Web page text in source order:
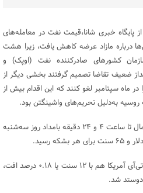
پایگاه خبری شانا،قیمت نفت در معامله‌های
نگرانی‌ها درباره مازاد عرضه کاهش یافت، زیرا هشت
کشورهای صادرکننده نفت (اوپک) و
ضعیف تقاضا تصمیم گرفتند بخشی دیگر از
ماه سپتامبر لغو کنند که این اقدام بیش از
به‌دلیل تحریم‌های واشینگتن بود.
قیمت نفت خام شاخص برنت دریای شمال تا ساعت ۴ و ۲۴ دقیقه بامداد روز سه‌شنبه
در همین حال، نفت خام شاخص دابلیوتی‌آی آمریکا هم با ۱۲ سنت یا ۰.۱۸ درصد افت،